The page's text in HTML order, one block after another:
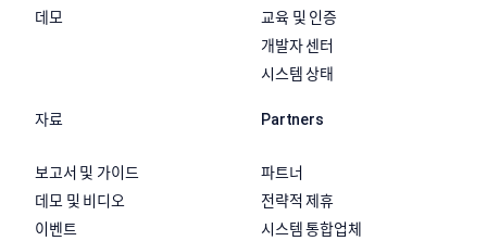
데모
교육 및 인증
개발자 센터
시스템 상태
자료
보고서 및 가이드
데모 및 비디오
이벤트
Partners
파트너
전략적 제휴
시스템 통합업체